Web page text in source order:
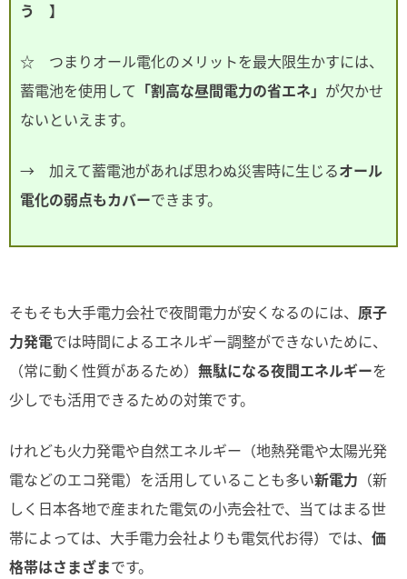
う 】
☆ つまりオール電化のメリットを最大限生かすには、
蓄電池を使用して 「割高な昼間電力の省エネ」 が欠かせ
ないといえます。
→ 加えて蓄電池があれば思わぬ災害時に生じるオール
電化の弱点もカバーできます。
そもそも大手電力会社で夜間電力が安くなるのには、 原子
力発電では時間によるエネルギー調整ができないために、
（常に動く性質があるため） 無駄になる夜間エネルギーを
少しでも活用できるための対策です。
けれども火力発電や自然エネルギー（地熱発電や太陽光発
電などのエコ発電）を活用していることも多い新電力 （新
しく日本各地で産まれた電気の小売会社で、当てはまる世
帯によっては、大手電力会社よりも電気代お得）では、 価
格帯はさまざまです。